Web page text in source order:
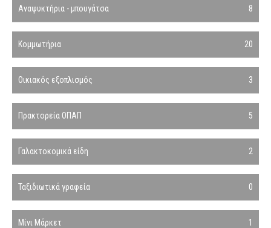
Αναψυκτήρια - μπουγάτσα 8
Κομμωτήρια 20
Οικιακός εξοπλισμός 3
Πρακτορεία ΟΠΑΠ 5
Γαλακτοκομικά είδη 2
Ταξιδιωτικά γραφεία 0
Μίνι Μάρκετ 1